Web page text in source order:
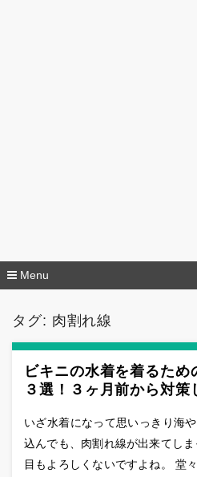
Menu
タグ: 肉割れ線
ビキニの水着を着るため
３選！３ヶ月前から対策
いざ水着になって思いっきり海
込んでも、肉割れ線が出来てし
目もよろしくないですよね。 堂